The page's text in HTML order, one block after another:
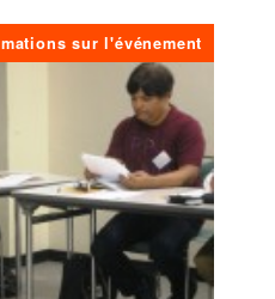
sur l'événement